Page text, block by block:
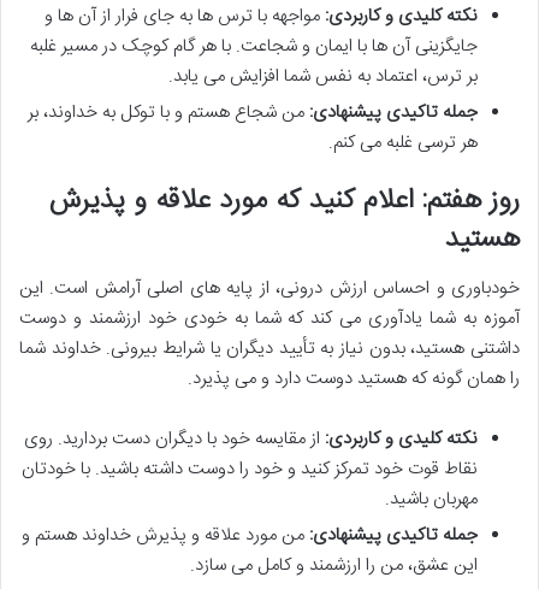
نکته کلیدی و کاربردی: مواجهه با ترس ها به جای فرار از آن ها و
جایگزینی آن ها با ایمان و شجاعت. با هر گام کوچک در مسیر غلبه
بر ترس، اعتماد به نفس شما افزایش می یابد.
جمله تاکیدی پیشنهادی: من شجاع هستم و با توکل به خداوند، بر
هر ترسی غلبه می کنم.
روز هفتم: اعلام کنید که مورد علاقه و پذیرش
هستید
خودباوری و احساس ارزش درونی، از پایه های اصلی آرامش است. این
آموزه به شما یادآوری می کند که شما به خودی خود ارزشمند و دوست
داشتنی هستید، بدون نیاز به تأیید دیگران یا شرایط بیرونی. خداوند شما
را همان گونه که هستید دوست دارد و می پذیرد.
نکته کلیدی و کاربردی: از مقایسه خود با دیگران دست بردارید. روی
نقاط قوت خود تمرکز کنید و خود را دوست داشته باشید. با خودتان
مهربان باشید.
جمله تاکیدی پیشنهادی: من مورد علاقه و پذیرش خداوند هستم و
این عشق، من را ارزشمند و کامل می سازد.